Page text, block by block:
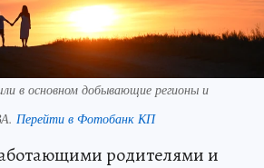
в основном добывающие регионы и
Перейти в Фотобанк КП
родителями и